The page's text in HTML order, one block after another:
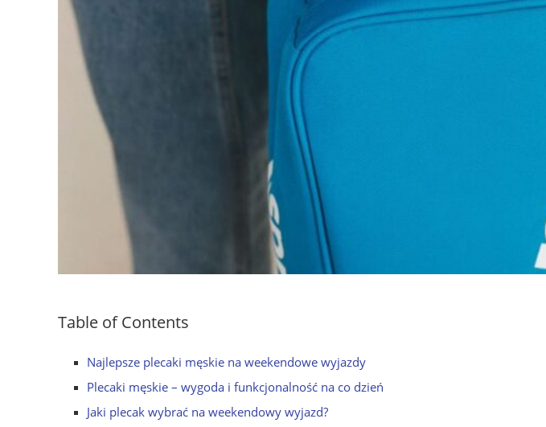
Table of Contents
Najlepsze plecaki męskie na weekendowe wyjazdy
Plecaki męskie – wygoda i funkcjonalność na co dzień
Jaki plecak wybrać na weekendowy wyjazd?